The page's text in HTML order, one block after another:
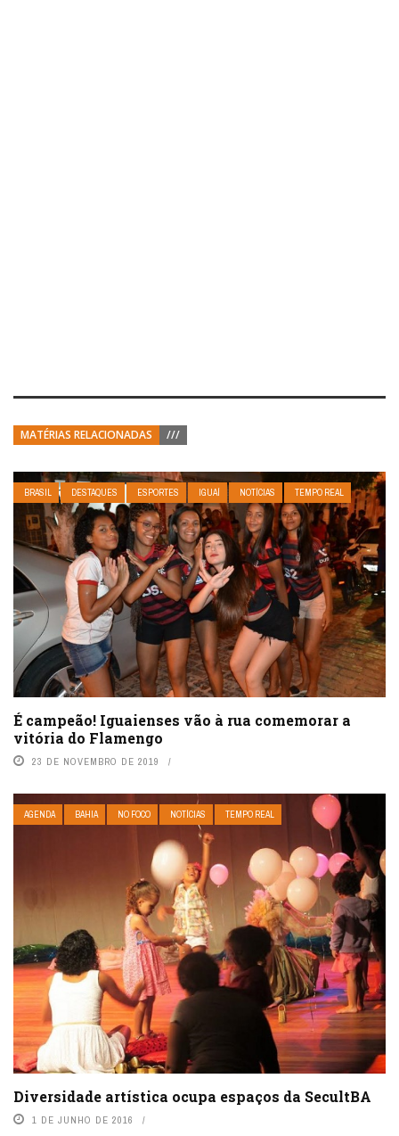
MATÉRIAS RELACIONADAS ///
BRASIL DESTAQUES ESPORTES IGUAÍ NOTÍCIAS TEMPO REAL
É campeão! Iguaienses vão à rua comemorar a
vitória do Flamengo
23 DE NOVEMBRO DE 2019
AGENDA BAHIA NO FOCO NOTÍCIAS TEMPO REAL
Diversidade artística ocupa espaços da SecultBA
1 DE JUNHO DE 2016